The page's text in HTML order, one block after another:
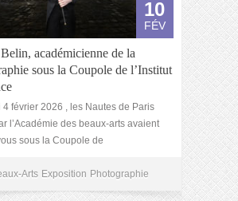
10
FÉV
académicienne de la
sous la Coupole de l’Institut
4 février 2026 , les Nautes de Paris
l’Académie des beaux-arts avaient
sous la Coupole de
Arts Exposition Photographie